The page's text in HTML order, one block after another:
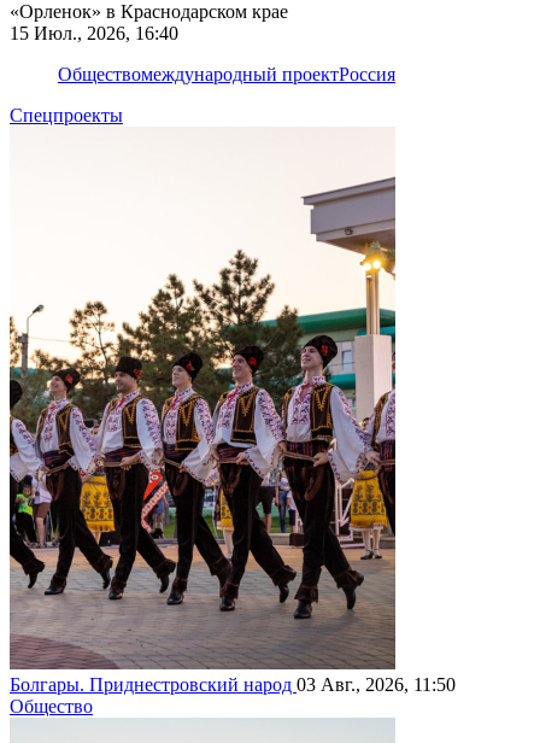
«Орленок» в Краснодарском крае
15 Июл., 2026, 16:40
Обществомеждународный проектРоссия
Спецпроекты
Болгары. Приднестровский народ 03 Авг., 2026, 11:50
Общество